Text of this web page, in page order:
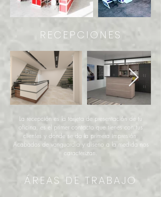
RECEPCIONES
La recepción es la tarjeta de presentación de tu
oficina, es el primer contacto que tienes con tus
clientes y donde se da la primera impresión.
Acabados de vanguardia y diseno a la medida nos
caracterizan.
ÁREAS DE TRABAJO